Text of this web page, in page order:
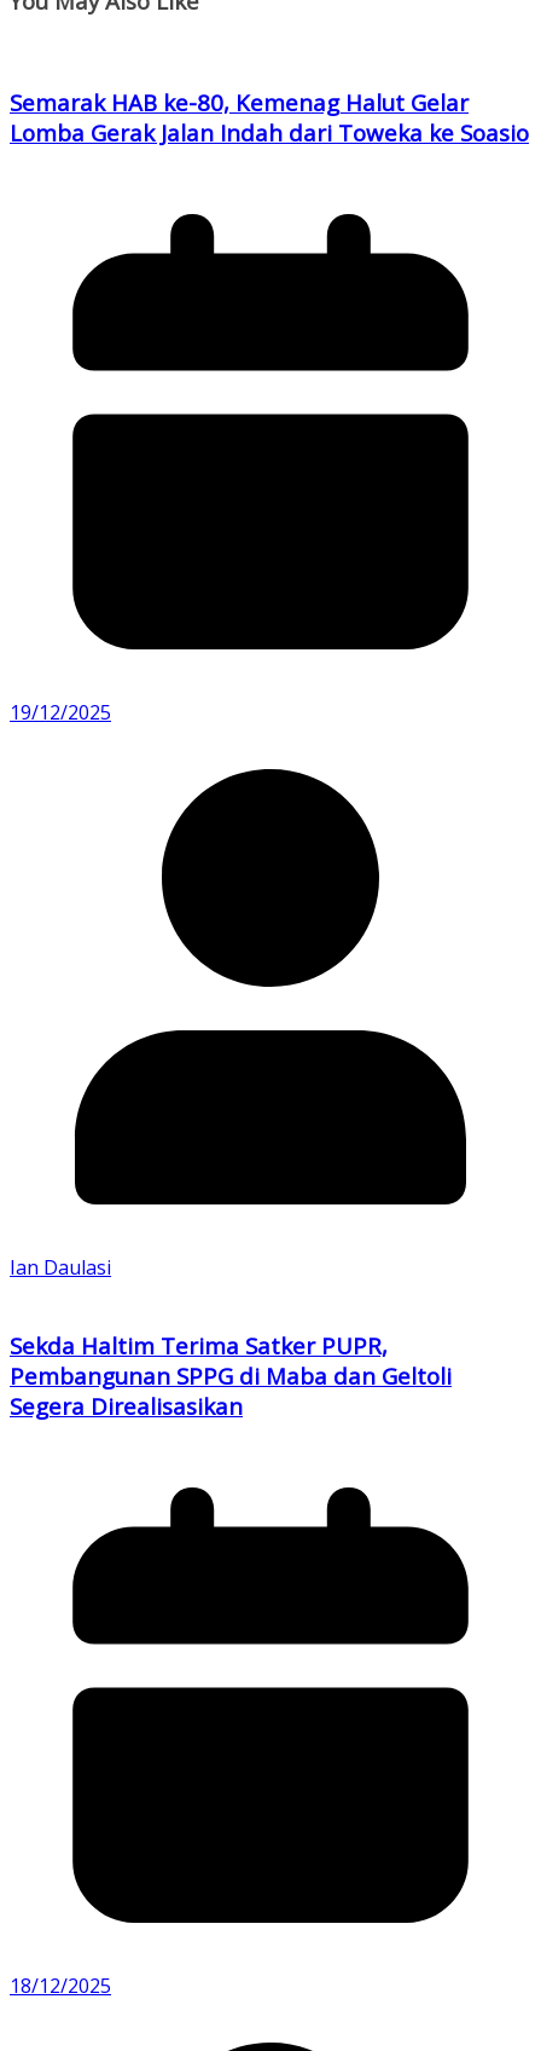
Semarak HAB ke-80, Kemenag Halut Gelar
Lomba Gerak Jalan Indah dari Toweka ke Soasio
19/12/2025
Ian Daulasi
Sekda Haltim Terima Satker PUPR,
Pembangunan SPPG di Maba dan Geltoli
Segera Direalisasikan
18/12/2025